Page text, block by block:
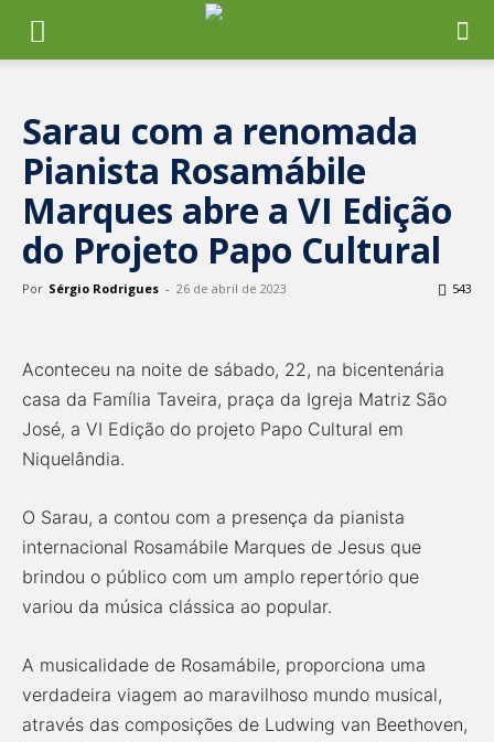
Sarau com a renomada
Pianista Rosamábile
Marques abre a VI Edição
do Projeto Papo Cultural
Por Sérgio Rodrigues - 26 de abril de 2023 543
Aconteceu na noite de sábado, 22, na bicentenária
casa da Família Taveira, praça da Igreja Matriz São
José, a VI Edição do projeto Papo Cultural em
Niquelândia.
O Sarau, a contou com a presença da pianista
internacional Rosamábile Marques de Jesus que
brindou o público com um amplo repertório que
variou da música clássica ao popular.
A musicalidade de Rosamábile, proporciona uma
verdadeira viagem ao maravilhoso mundo musical,
através das composições de Ludwing van Beethoven,